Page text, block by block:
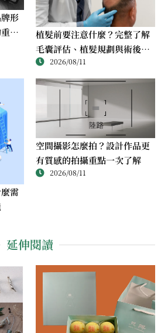
形
要
植髮前要注意什麼？完整了解
毛囊評估、植髮規劃與術後管
理重點2026/08/11
需
空間攝影怎麼拍？設計作品更
有質感的拍攝重點一次了解
2026/08/11
延伸閱讀